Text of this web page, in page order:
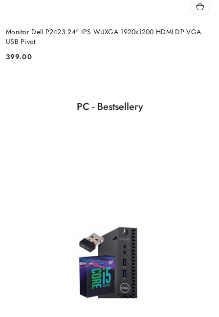
Monitor Dell P2423 24" IPS WUXGA 1920x1200 HDMI DP VGA
USB Pivot
Cena:
399.00
Pomiń karuzelę produktów
Produkty
PC - Bestsellery